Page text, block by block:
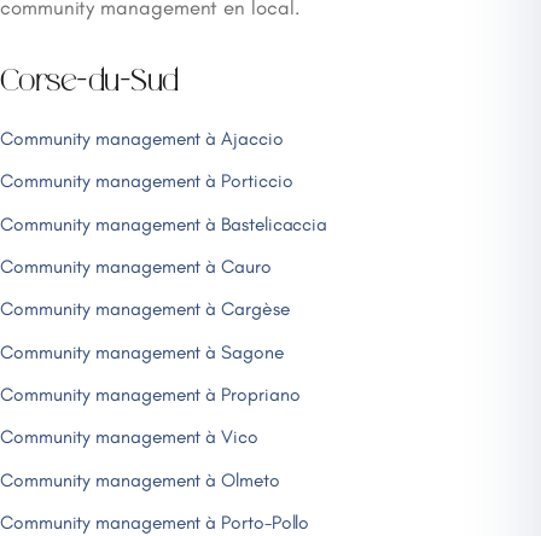
community management en local.
Corse-du-Sud
Community management à Ajaccio
Community management à Porticcio
Community management à Bastelicaccia
Community management à Cauro
Community management à Cargèse
Community management à Sagone
Community management à Propriano
Community management à Vico
Community management à Olmeto
Community management à Porto-Pollo